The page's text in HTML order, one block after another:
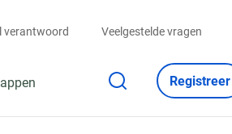
verantwoord Veelgestelde vragen
Registreer